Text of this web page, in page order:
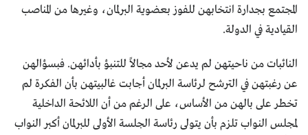
المجتمع بجدارة انتخابهن للفوز بعضوية البرلمان، وغيرها من المناصب
القيادية في الدولة.
النائبات من ناحيتهن لم يدعن لأحد مجالاً للتنبؤ بأدائهن. فبسؤالهن
عن رغبتهن في الترشح لرئاسة البرلمان أجابت غالبيتهن بأن الفكرة لم
تخطر على بالهن من الأساس، على الرغم من أن اللائحة الداخلية
لمجلس النواب تلزم بأن يتولى رئاسة الجلسة الأولى للبرلمان أكبر النواب